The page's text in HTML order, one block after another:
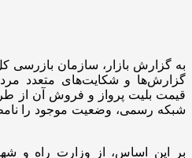
به گزارش بازار، سازمان بازرسی
گزارش‌ها و شکایت‌های متعدد
قیمت بلیت پرواز و فروش آن از
شبکه رسمی، وضعیت موجود را
بر این اساس، از وزارت راه و